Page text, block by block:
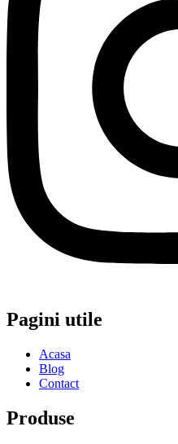
Pagini utile
Acasa
Blog
Contact
Produse